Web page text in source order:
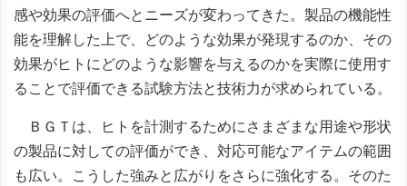
感や効果の評価へとニーズが変わってきた。製品の機能性
能を理解した上で、どのような効果が発現するのか、その
効果がヒトにどのような影響を与えるのかを実際に使用す
ることで評価できる試験方法と技術力が求められている。
ＢＧＴは、ヒトを計測するためにさまざまな用途や形状
の製品に対しての評価ができ、対応可能なアイテムの範囲
も広い。こうした強みと広がりをさらに強化する。そのた